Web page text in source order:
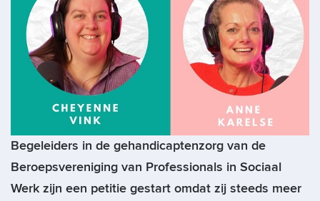
Begeleiders in de gehandicaptenzorg van de
Beroepsvereniging van Professionals in Sociaal
Werk zijn een petitie gestart omdat zij steeds meer